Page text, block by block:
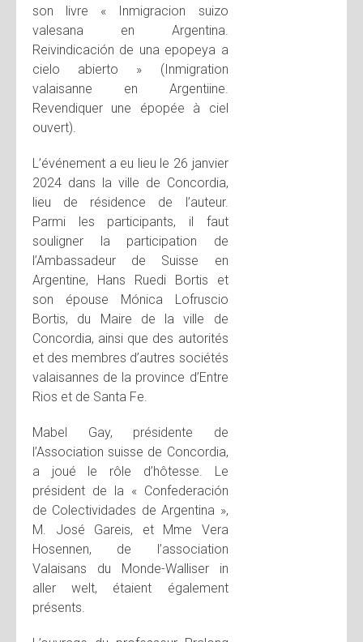
son livre « Inmigracion suizo
valesana en Argentina.
Reivindicación de una epopeya a
cielo abierto » (Inmigration
valaisanne en Argentiine.
Revendiquer une épopée à ciel
ouvert).
L’événement a eu lieu le 26 janvier
2024 dans la ville de Concordia,
lieu de résidence de l’auteur.
Parmi les participants, il faut
souligner la participation de
l’Ambassadeur de Suisse en
Argentine, Hans Ruedi Bortis et
son épouse Mónica Lofruscio
Bortis, du Maire de la ville de
Concordia, ainsi que des autorités
et des membres d’autres sociétés
valaisannes de la province d’Entre
Rios et de Santa Fe.
Mabel Gay, présidente de
l’Association suisse de Concordia,
a joué le rôle d’hôtesse. Le
président de la « Confederación
de Colectividades de Argentina »,
M. José Gareis, et Mme Vera
Hosennen, de l’association
Valaisans du Monde-Walliser in
aller welt, étaient également
présents.